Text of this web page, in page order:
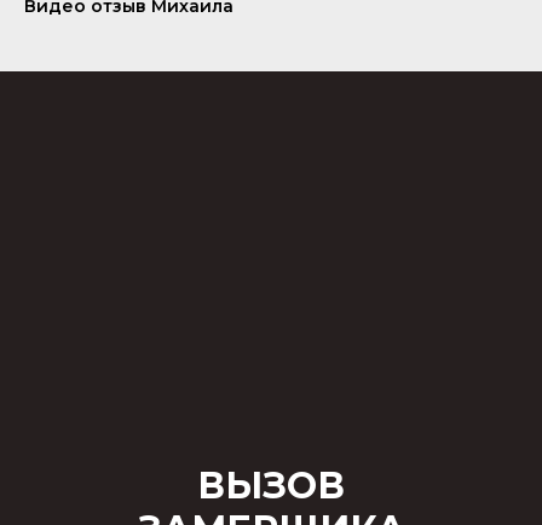
Видео отзыв Михаила
ВЫЗОВ